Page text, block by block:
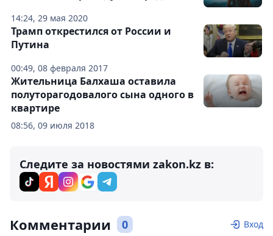
14:24, 29 мая 2020
00:49, 08 февраля 2017
Трамп открестился от России и
Путина
08:56, 09 июля 2018
Жительница Балхаша оставила
полуторагодовалого сына одного в
квартире
Следите за новостями zakon.kz в:
Комментарии 0 Вход